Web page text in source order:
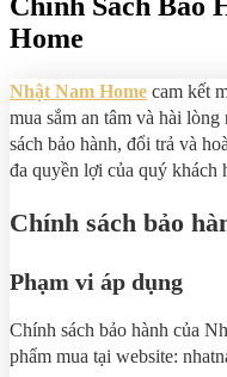
Home
Nhật Nam Home cam kết
mua sắm an tâm và hài
sách bảo hành, đổi trả và
đa quyền lợi của quý khách
Chính sách bảo
Phạm vi áp dụng
Chính sách bảo hành của
phẩm mua tại website: